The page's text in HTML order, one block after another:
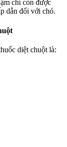
chí còn được
dẫn đối với chó.
diệt chuột là: